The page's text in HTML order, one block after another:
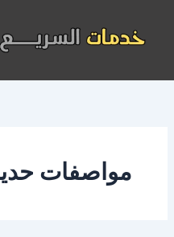
المحتوى
مواصفات